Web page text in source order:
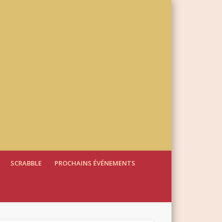
SCRABBLE PROCHAINS ÉVÉNEMENTS